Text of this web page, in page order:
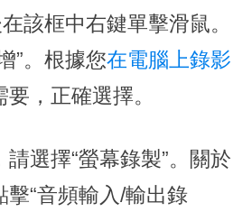
該框中右鍵單擊滑鼠。
”。根據您在電腦上錄影
，正確選擇。
選擇“螢幕錄製”。關於
“音頻輸入/輸出錄